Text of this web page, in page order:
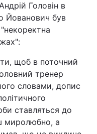
Головін в
Йованович був
щоб в поточний
тренер
словами, допис
ставляться до
миролюбно, а